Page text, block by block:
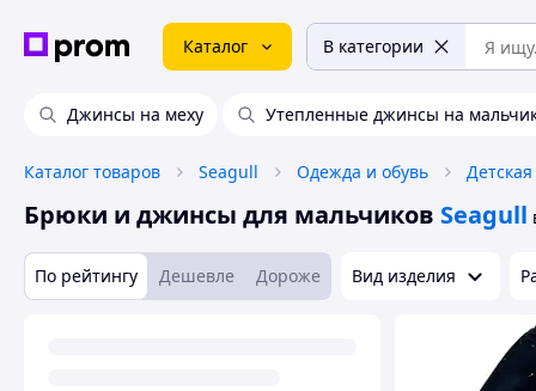
Каталог В категории
Джинсы на меху Утепленные джинсы на
Каталог товаров Seagull Одежда и обувь
Брюки и джинсы для мальчиков Seagull
По рейтингу Дешевле Дороже Вид изделия